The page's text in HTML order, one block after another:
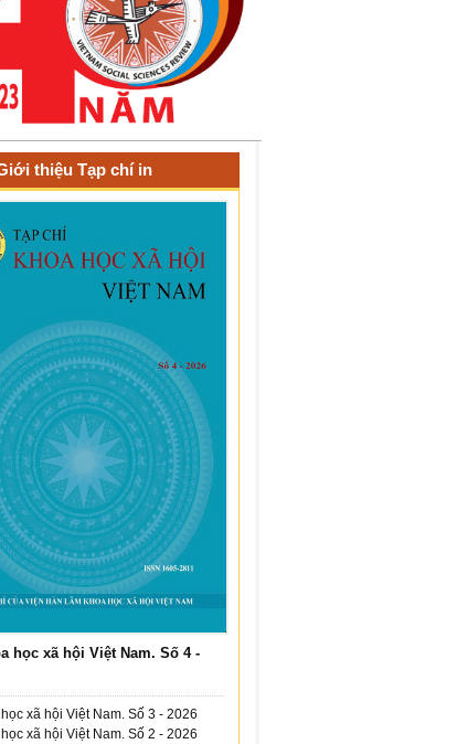
thiệu Tạp chí in
học xã hội Việt Nam. Số 4 -
xã hội Việt Nam. Số 3 - 2026
xã hội Việt Nam. Số 2 - 2026